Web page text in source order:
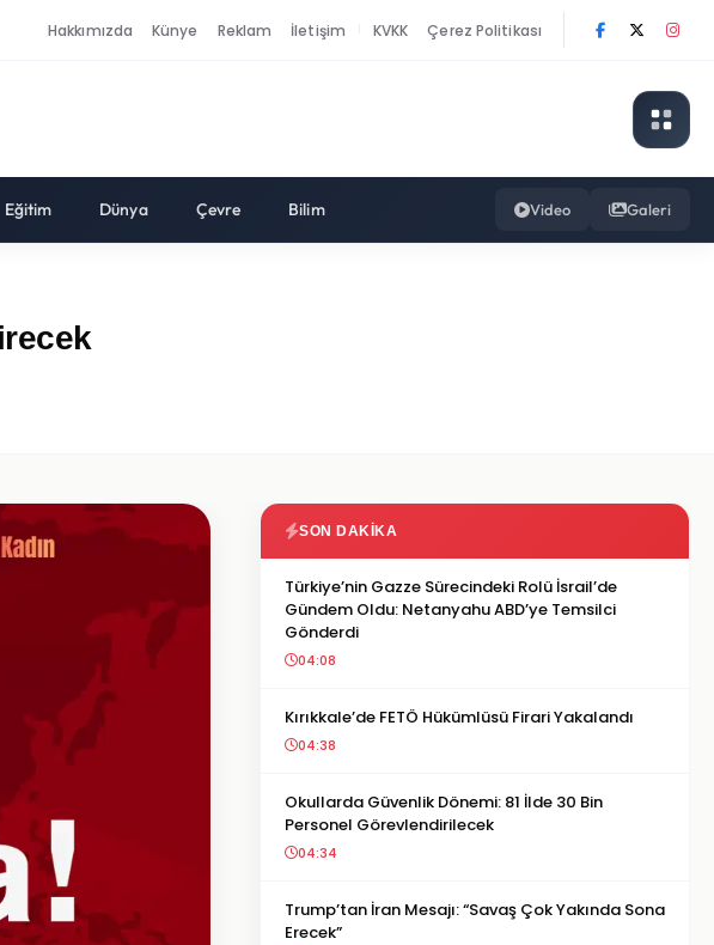
Hakkımızda Künye Reklam İletişim KVKK Çerez Politikası
Eğitim Dünya Çevre Bilim Video Galeri
SON DAKIKA
Türkiye’nin Gazze Sürecindeki Rolü İsrail’de
Gündem Oldu: Netanyahu ABD’ye Temsilci
Gönderdi
04:08
Kırıkkale’de FETÖ Hükümlüsü Firari Yakalandı
04:38
Okullarda Güvenlik Dönemi: 81 İlde 30 Bin
Personel Görevlendirilecek
04:34
Trump’tan İran Mesajı: “Savaş Çok Yakında Sona
Erecek”